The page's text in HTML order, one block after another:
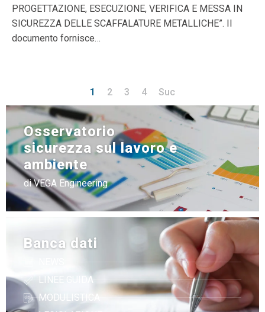
PROGETTAZIONE, ESECUZIONE, VERIFICA E MESSA IN
SICUREZZA DELLE SCAFFALATURE METALLICHE”. Il
documento fornisce…
1 2 3 4 Suc
Banca dati
LINEE GUIDA
MODULISTICA
Osservatorio
sicurezza sul lavoro e
ambiente
di VEGA Engineering